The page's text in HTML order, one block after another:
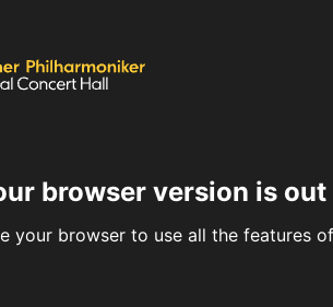
browser version is
your browser to use all the features